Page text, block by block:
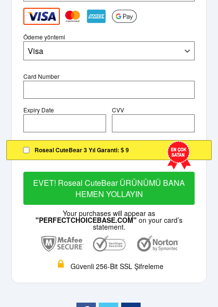
Ödeme yöntemi
Visa
Card Number
Expiry Date CVV
Roseal CuteBear 3 Yıl Garanti: $ 9
EVET! Roseal CuteBear ÜRÜNÜMÜ BANA
HEMEN YOLLAYIN
Your purchases will appear as
"PERFECTCHOICEBASE.COM" on your card’s
statement.
Güvenli 256-Bit SSL Şifreleme